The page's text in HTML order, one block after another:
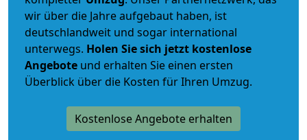
wir über die Jahre aufgebaut haben, ist
deutschlandweit und sogar international
unterwegs. Holen Sie sich jetzt kostenlose
Angebote und erhalten Sie einen ersten
Überblick über die Kosten für Ihren Umzug.
Kostenlose Angebote erhalten